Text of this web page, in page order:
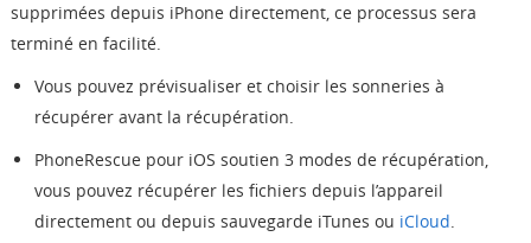
supprimées depuis iPhone directement, ce processus sera
terminé en facilité.
Vous pouvez prévisualiser et choisir les sonneries à
récupérer avant la récupération.
PhoneRescue pour iOS soutien 3 modes de récupération,
vous pouvez récupérer les fichiers depuis l’appareil
directement ou depuis sauvegarde iTunes ou iCloud.